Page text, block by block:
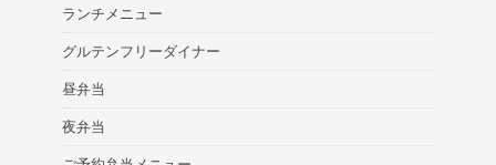
ランチメニュー
グルテンフリーダイナー
昼弁当
夜弁当